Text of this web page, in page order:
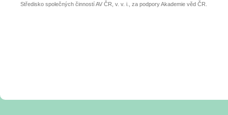
Středisko společných činností AV ČR, v. v. i., za podpory Akademie věd ČR.